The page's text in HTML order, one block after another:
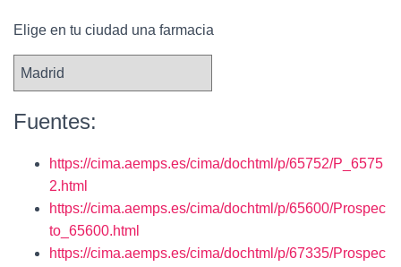
Elige en tu ciudad una farmacia
Fuentes:
https://cima.aemps.es/cima/dochtml/p/65752/P_6575
2.html
https://cima.aemps.es/cima/dochtml/p/65600/Prospec
to_65600.html
https://cima.aemps.es/cima/dochtml/p/67335/Prospec